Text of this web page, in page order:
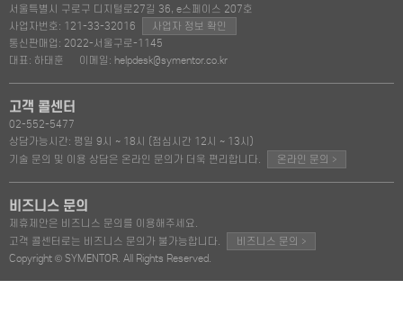
서울특별시 구로구 디지털로27길 36, e스페이스 207호
사업자번호: 121-33-32016
사업자 정보 확인
통신판매업: 2022-서울구로-1145
대표: 하태훈
이메일: helpdesk@symentor.co.kr
고객 콜센터
02-552-5477
상담가능시간: 평일 9시 ~ 18시 (점심시간 12시 ~ 13시)
기술 문의 및 이용 상담은 온라인 문의가 더욱 편리합니다.
온라인 문의 >
비즈니스 문의
제휴제안은 비즈니스 문의를 이용해주세요.
고객 콜센터로는 비즈니스 문의가 불가능합니다.
비즈니스 문의 >
Copyright © SYMENTOR. All Rights Reserved.